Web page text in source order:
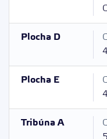
Plocha D
Plocha E
Tribúna A